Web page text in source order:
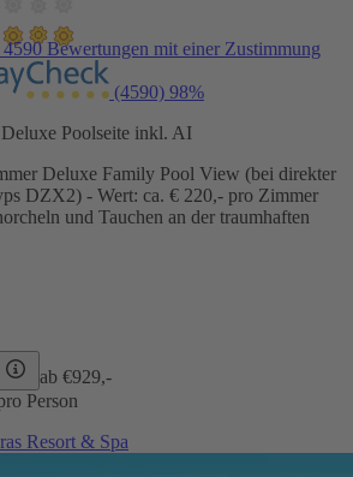
Bewertungen mit einer Zustimmung
(4590) 98%
Poolseite inkl. AI
Deluxe Family Pool View (bei direkter
DZX2) - Wert: ca. € 220,- pro Zimmer
und Tauchen an der traumhaften
ab €929,-
Person
Resort & Spa